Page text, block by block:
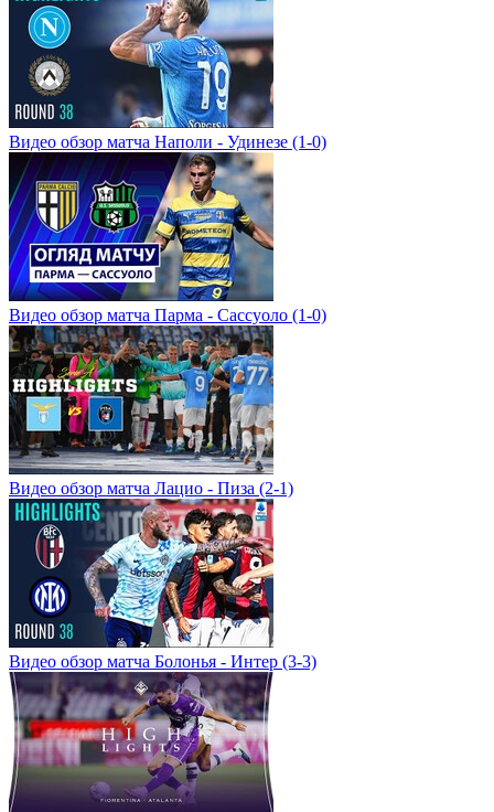
Видео обзор матча Наполи - Удинезе (1-0)
Видео обзор матча Парма - Сассуоло (1-0)
Видео обзор матча Лацио - Пиза (2-1)
Видео обзор матча Болонья - Интер (3-3)